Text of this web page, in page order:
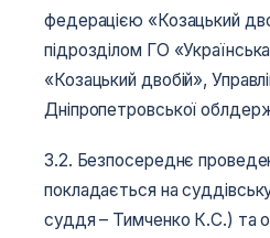
федерацією «Козацький
підрозділом ГО
«Козацький двобій»,
Дніпропетровської
3.2. Безпосереднє
покладається на
суддя – Тимченко К.С.) та